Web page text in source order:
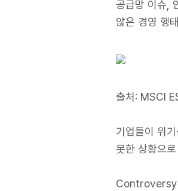
공급망 이슈,
않은 경영 행
출처: MSCI
기업들이 위
못한 상황으
Controversy